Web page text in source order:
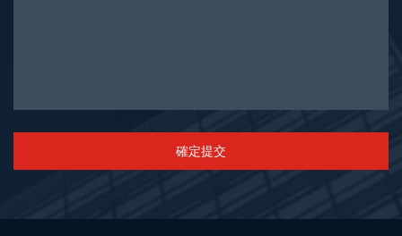
確定提交